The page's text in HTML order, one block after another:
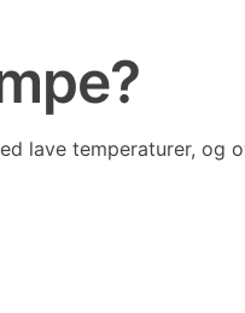
lave temperaturer, og